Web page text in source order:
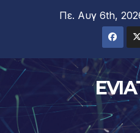
Πε. Αυγ 6th,